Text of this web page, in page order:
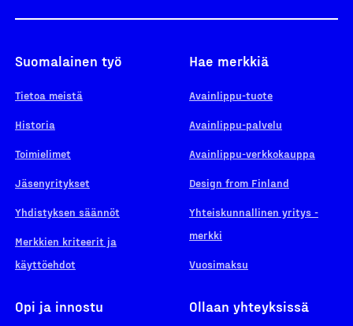
Suomalainen työ
Tietoa meistä
Historia
Toimielimet
Jäsenyritykset
Yhdistyksen säännöt
Merkkien kriteerit ja
käyttöehdot
Hae merkkiä
Avainlippu-tuote
Avainlippu-palvelu
Avainlippu-verkkokauppa
Design from Finland
Yhteiskunnallinen yritys -
merkki
Vuosimaksu
Opi ja innostu Ollaan yhteyksissä